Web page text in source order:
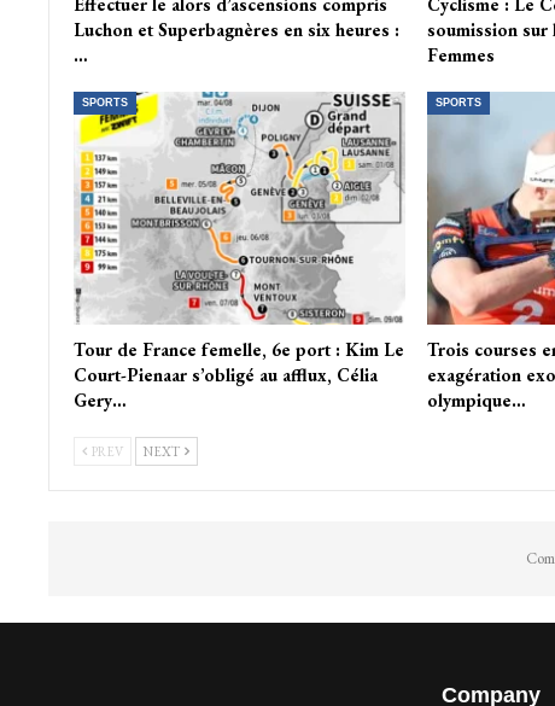
Luchon et Superbagnères en six heures :
…
soumission sur
Femmes
SPORTS
Tour de France femelle, 6e port : Kim Le
Court-Pienaar s’obligé au afflux, Célia
Gery…
SPORTS
Trois courses
exagération
olympique…
PREV NEXT
Company